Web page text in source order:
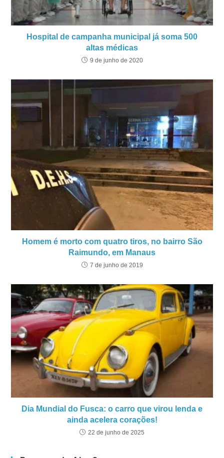
Hospital de campanha municipal já soma 500
altas médicas
9 de junho de 2020
Homem é morto com quatro tiros, no bairro São
Raimundo, em Manaus
7 de junho de 2019
Dia Mundial do Fusca: o carro que virou lenda e
ainda acelera corações!
22 de junho de 2025